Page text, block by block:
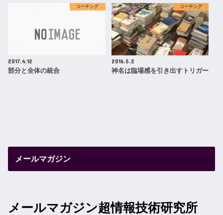
コーチング
2017.4.12
部分と全体の統合
コーチング
2016.5.2
神名は臨場感を引き出すトリガー
メールマガジン
メールマガジン超情報技術研究所